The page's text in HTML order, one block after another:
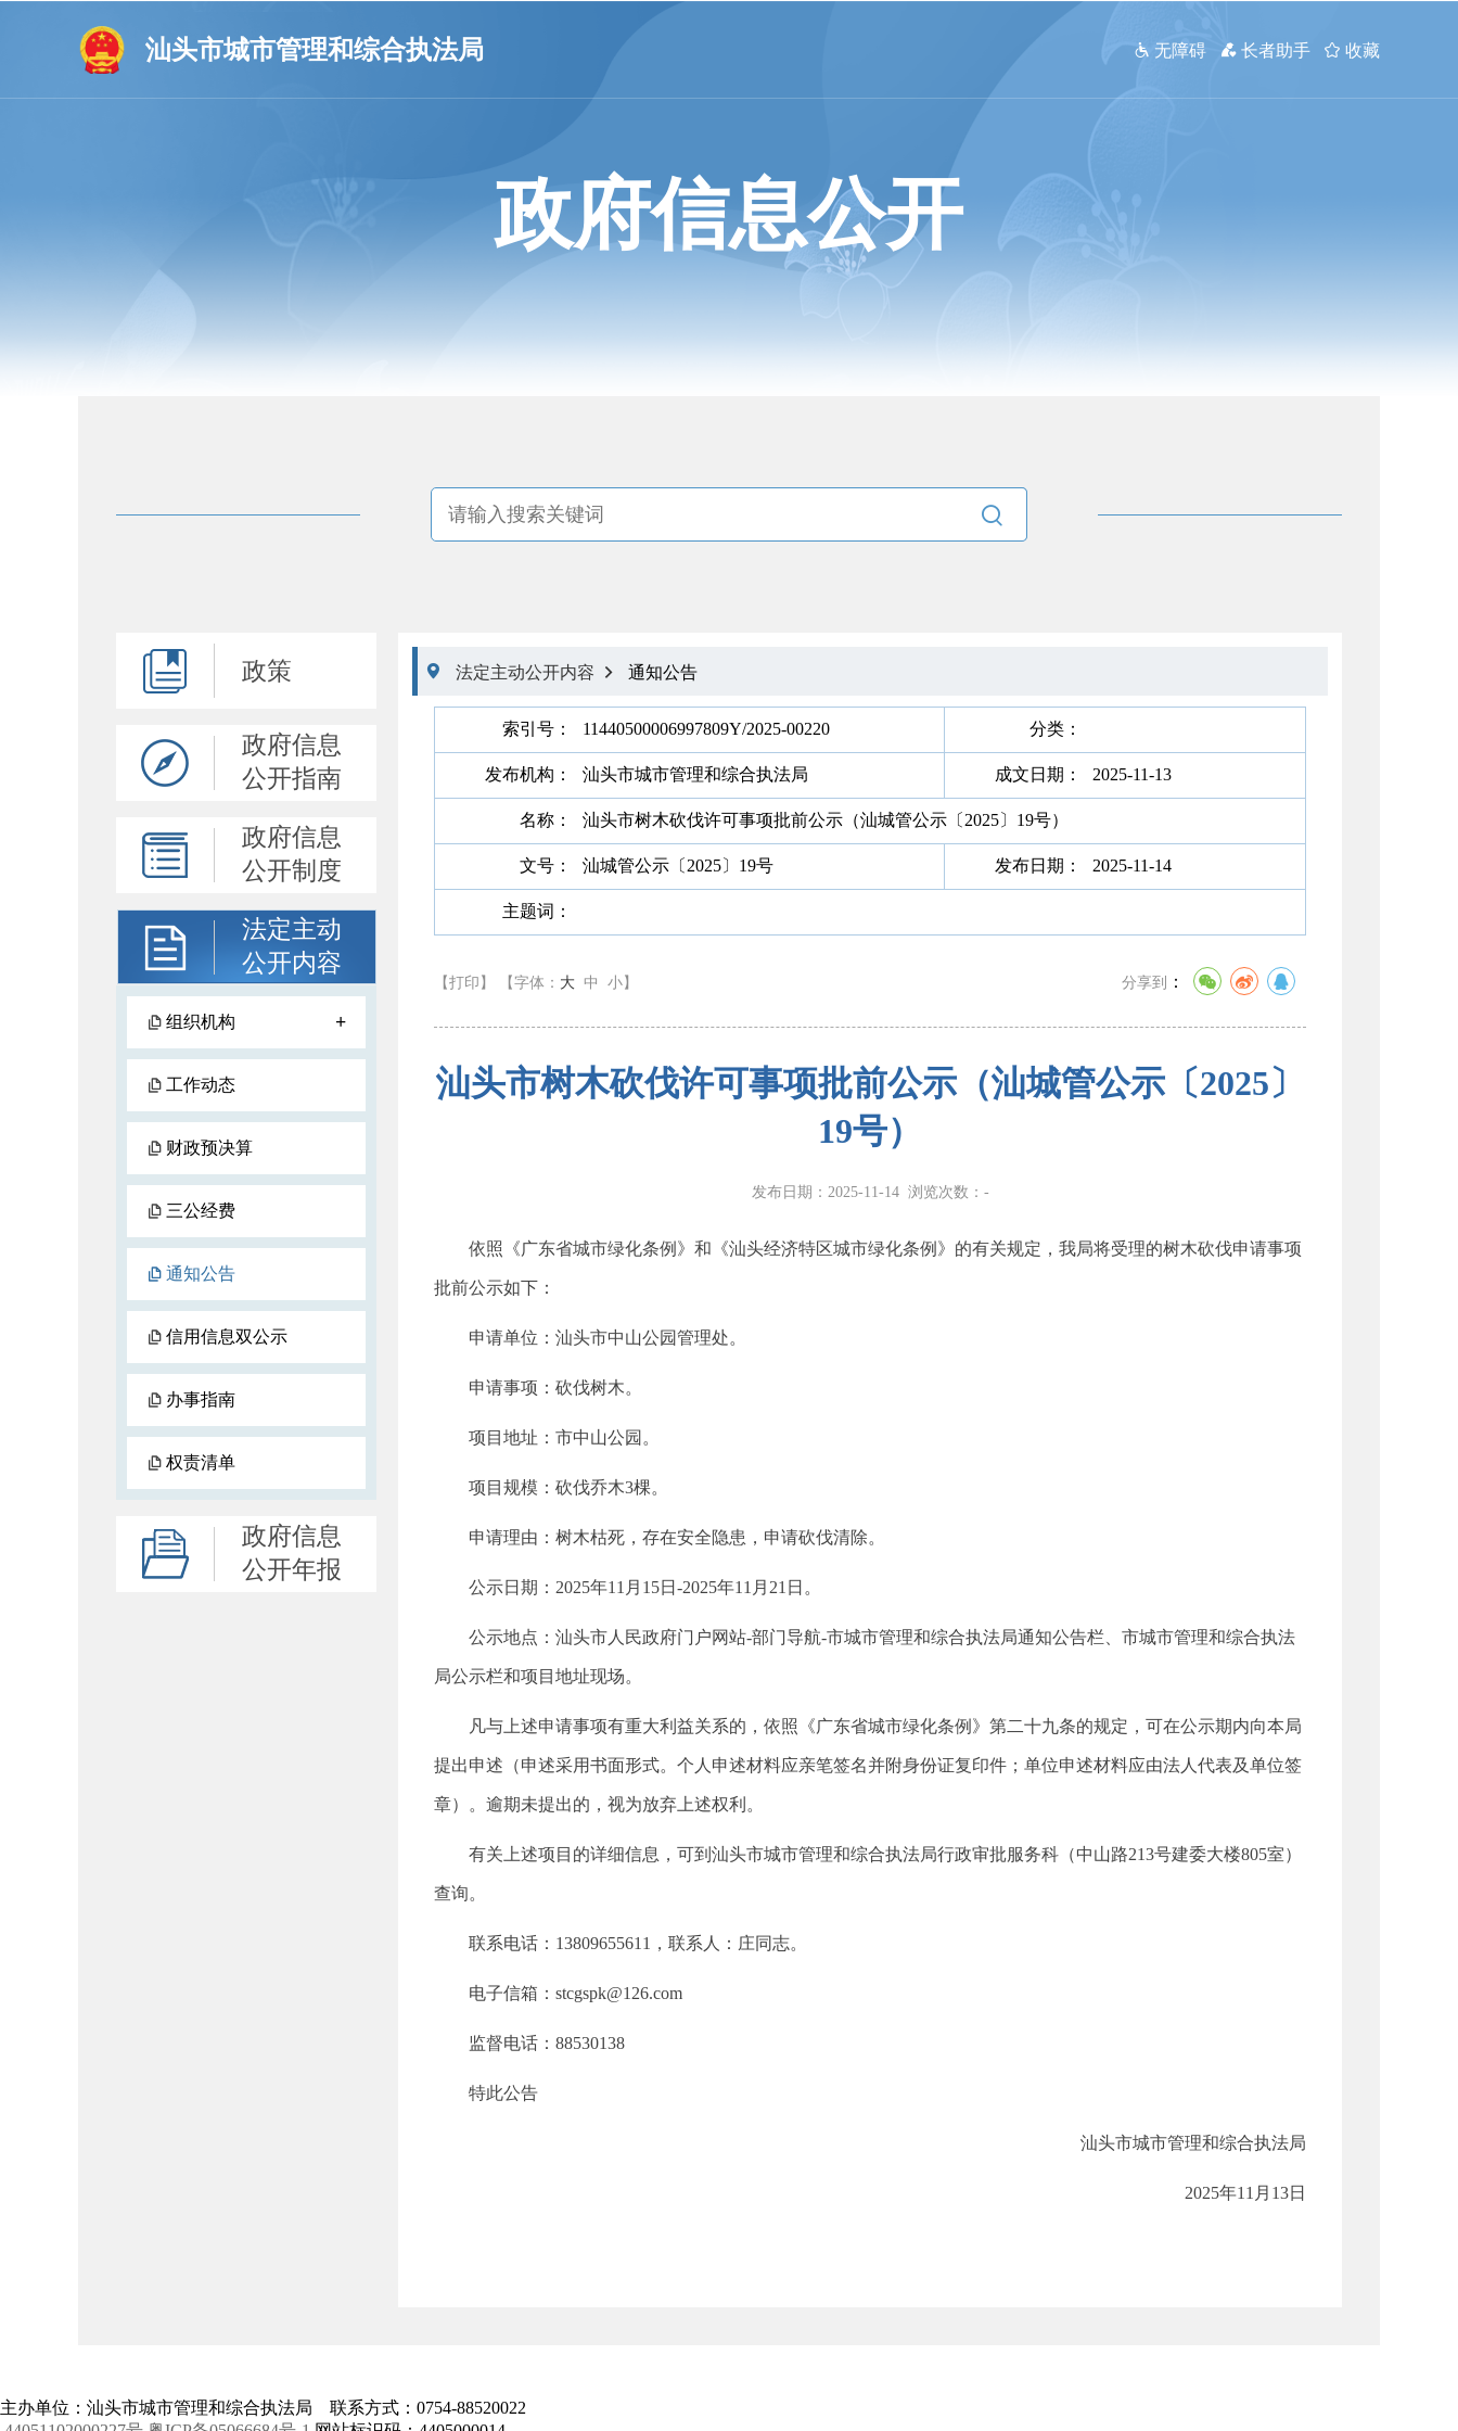
汕头市城市管理和综合执法局  无障碍  长者助手  收藏
政府信息公开

政策
政府信息
公开指南
政府信息
公开制度
法定主动
公开内容
组织机构 +
工作动态
财政预决算
三公经费
通知公告
信用信息双公示
办事指南
权责清单
政府信息
公开年报
 法定主动公开内容  通知公告
索引号： 11440500006997809Y/2025-00220 分类：
发布机构： 汕头市城市管理和综合执法局 成文日期： 2025-11-13
名称： 汕头市树木砍伐许可事项批前公示（汕城管公示〔2025〕19号）
文号： 汕城管公示〔2025〕19号 发布日期： 2025-11-14
主题词：
【打印】 【字体： 大 中 小 】 分享到 ：
汕头市树木砍伐许可事项批前公示（汕城管公示〔2025〕
19号）
发布日期：2025-11-14 浏览次数： -
依照《广东省城市绿化条例》和《汕头经济特区城市绿化条例》的有关规定，我局将受理的树木砍伐申请事项
批前公示如下：
申请单位：汕头市中山公园管理处。
申请事项：砍伐树木。
项目地址：市中山公园。
项目规模：砍伐乔木3棵。
申请理由：树木枯死，存在安全隐患，申请砍伐清除。
公示日期：2025年11月15日-2025年11月21日。
公示地点：汕头市人民政府门户网站-部门导航-市城市管理和综合执法局通知公告栏、市城市管理和综合执法
局公示栏和项目地址现场。
凡与上述申请事项有重大利益关系的，依照《广东省城市绿化条例》第二十九条的规定，可在公示期内向本局
提出申述（申述采用书面形式。个人申述材料应亲笔签名并附身份证复印件；单位申述材料应由法人代表及单位签
章）。逾期未提出的，视为放弃上述权利。
有关上述项目的详细信息，可到汕头市城市管理和综合执法局行政审批服务科（中山路213号建委大楼805室）
查询。
联系电话：13809655611，联系人：庄同志。
电子信箱：stcgspk@126.com
监督电话：88530138
特此公告
汕头市城市管理和综合执法局
2025年11月13日
主办单位：汕头市城市管理和综合执法局 联系方式：0754-88520022